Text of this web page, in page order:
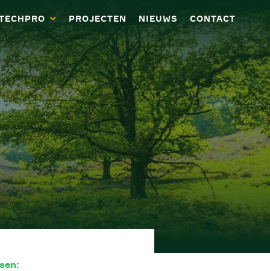
PROJECTEN NIEUWS CONTACT